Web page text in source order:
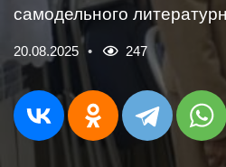
самодельного
20.08.2025 247